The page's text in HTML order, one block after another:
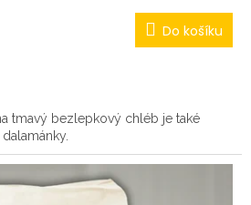
Do košíku
tmavý bezlepkový chléb je také